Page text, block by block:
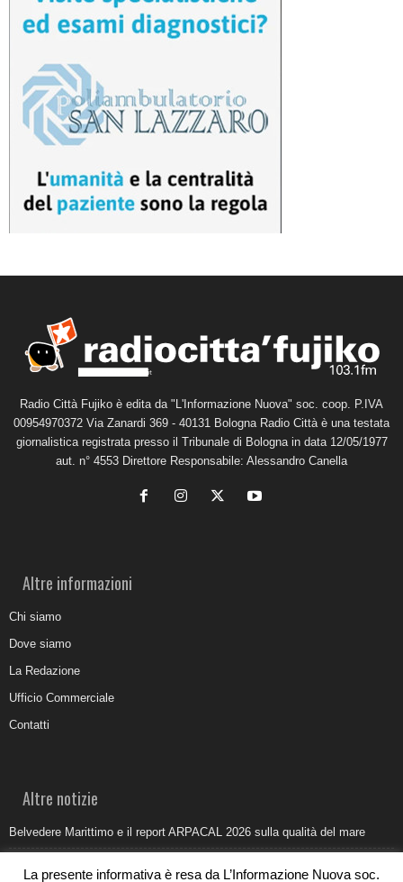
Radio Città Fujiko è edita da "L'Informazione Nuova" soc. coop. P.IVA
00954970372 Via Zanardi 369 - 40131 Bologna Radio Città è una testata
giornalistica registrata presso il Tribunale di Bologna in data 12/05/1977
aut. n° 4553 Direttore Responsabile: Alessandro Canella
Altre informazioni
Chi siamo
Dove siamo
La Redazione
Ufficio Commerciale
Contatti
Altre notizie
Belvedere Marittimo e il report ARPACAL 2026 sulla qualità del mare
La presente informativa è resa da L’Informazione Nuova soc.